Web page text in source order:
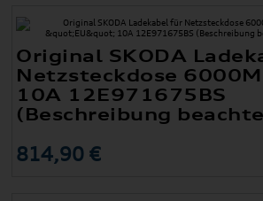
Original SKODA
Netzsteckdose
10A 12E971675BS
(Beschreibung
814,90 €